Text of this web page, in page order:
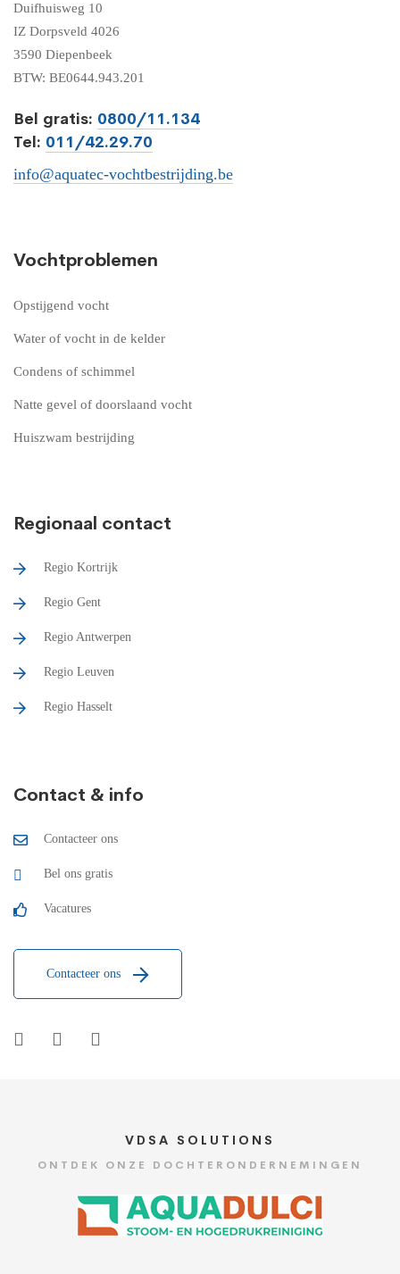
Duifhuisweg 10
IZ Dorpsveld 4026
3590 Diepenbeek
BTW: BE0644.943.201
Bel gratis: 0800/11.134
Tel: 011/42.29.70
info@aquatec-vochtbestrijding.be
Vochtproblemen
Opstijgend vocht
Water of vocht in de kelder
Condens of schimmel
Natte gevel of doorslaand vocht
Huiszwam bestrijding
Regionaal contact
Regio Kortrijk
Regio Gent
Regio Antwerpen
Regio Leuven
Regio Hasselt
Contact & info
Contacteer ons
Bel ons gratis
Vacatures
Contacteer ons
VDSA SOLUTIONS
ONTDEK ONZE DOCHTERONDERNEMINGEN